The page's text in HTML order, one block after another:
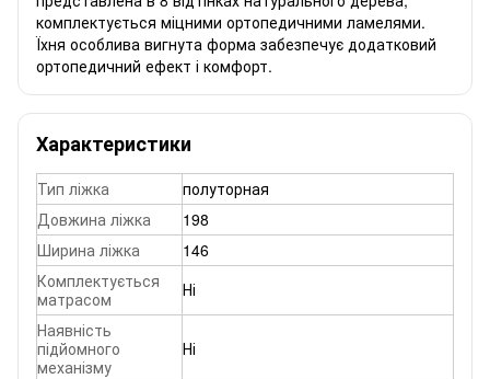
комплектується міцними ортопедичними ламелями.
Їхня особлива вигнута форма забезпечує додатковий
ортопедичний ефект і комфорт.
Характеристики
Тип ліжка
полуторная
Довжина ліжка
198
Ширина ліжка
146
Комплектується
матрасом
Ні
Наявність
підйомного
механізму
Ні